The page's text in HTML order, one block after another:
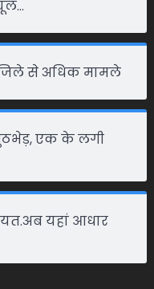
जिले से अधिक मामले
मुठभेड़, एक के लगी
यहां आधार